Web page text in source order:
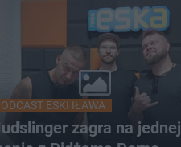
ESKI IŁAWA
zagra na jednej